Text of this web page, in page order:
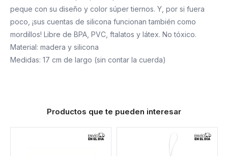
peque con su diseño y color súper tiernos. Y, por si fuera
poco, ¡sus cuentas de silicona funcionan también como
mordillos! Libre de BPA, PVC, ftalatos y látex. No tóxico.
Material: madera y silicona
Medidas: 17 cm de largo (sin contar la cuerda)
Productos que te pueden interesar